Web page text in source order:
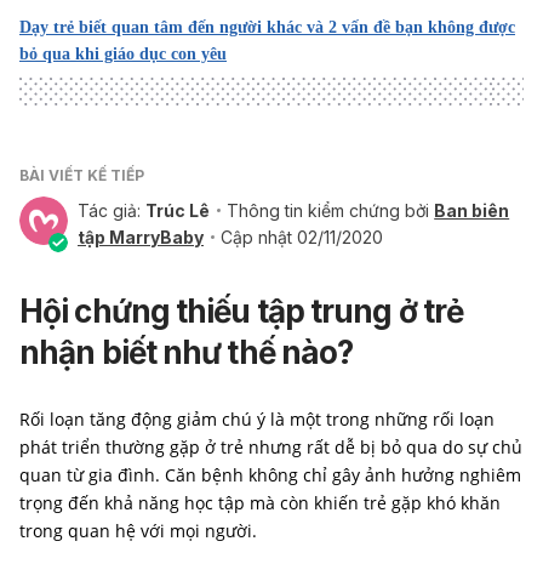
https://gi.org/topics/diarrhea-in-children/
Ngày truy cập: 12/6/2026
https://www.childrenscolorado.org/conditions-and-
advice/conditions-and-symptoms/symptoms/stools-
blood-in/
Diarrhoeal-disease
https://www.who.int/news-room/fact-
Ngày truy cập: 12/6/2026
How to work up a patient with bloody diarrhoea
https://dontforgetthebubbles.com/how-to-work-up-a-
Dạy trẻ biết quan tâm đến người khác và 2 vấn đề bạn không được
bỏ qua khi giáo dục con yêu
BÀI VIẾT KẾ TIẾP
Tác giả: Trúc Lê Thông tin kiểm chứng bởi Ban biên
tập MarryBaby
Cập nhật 02/11/2020
Hội chứng thiếu tập trung ở trẻ
nhận biết như thế nào?
Rối loạn tăng động giảm chú ý là một trong những rối loạn
phát triển thường gặp ở trẻ nhưng rất dễ bị bỏ qua do sự chủ
quan từ gia đình. Căn bệnh không chỉ gây ảnh hưởng nghiêm
trọng đến khả năng học tập mà còn khiến trẻ gặp khó khăn
trong quan hệ với mọi người.